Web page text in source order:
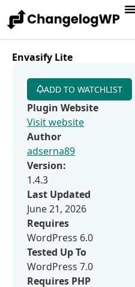
Envasify Lite
ADD TO WATCHLIST
Plugin Website
Visit website
Author
adserna89
Version:
1.4.3
Last Updated
June 21, 2026
Requires
WordPress 6.0
Tested Up To
WordPress 7.0
Requires PHP